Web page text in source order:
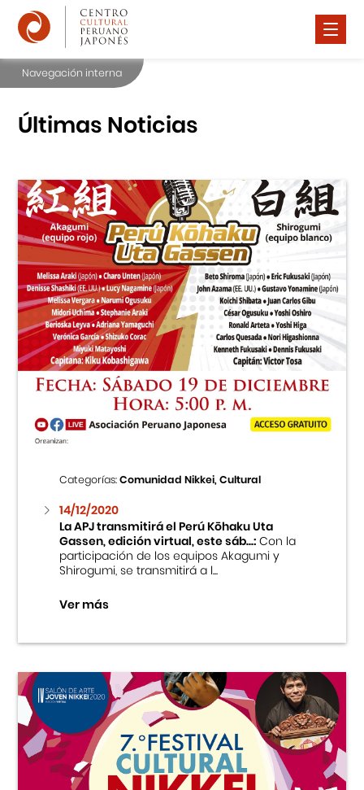
Nosotros
Difusión Cultural
Noticias
Premio Watanabe 2025
Contáctanos
Portal APJ
Centro Cultural Peruano Japonés
Museo de la Inmigración Japonesa
Fondo Editorial
Teatro Peruano Japonés
Navegación interna
Últimas Noticias
Categorías:Comunidad Nikkei, Cultural
14/12/2020
La APJ transmitirá el Perú Kōhaku Uta
Gassen, edición virtual, este sáb...:Con la
participación de los equipos Akagumi y
Shirogumi, se transmitirá a l...
Ver más